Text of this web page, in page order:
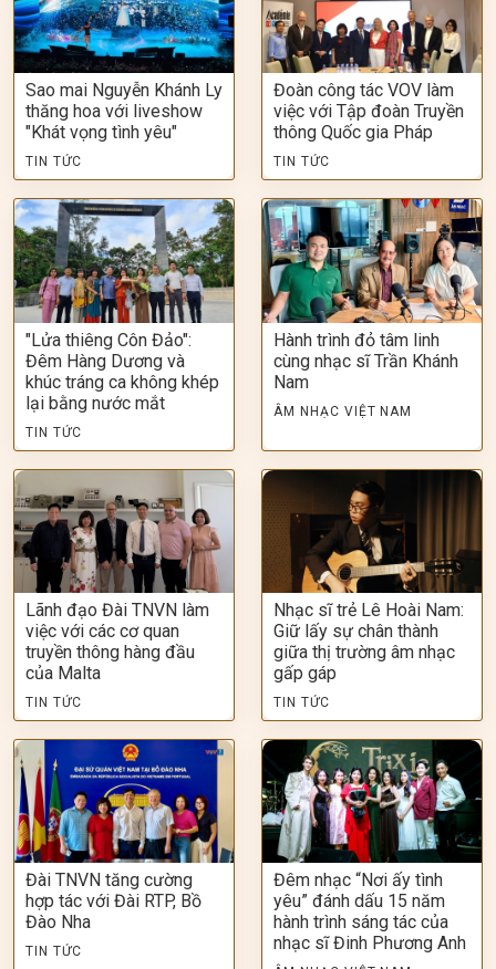
Sao mai Nguyễn Khánh Ly
thăng hoa với liveshow
"Khát vọng tình yêu"
TIN TỨC
Đoàn công tác VOV làm
việc với Tập đoàn Truyền
thông Quốc gia Pháp
TIN TỨC
"Lửa thiêng Côn Đảo":
Đêm Hàng Dương và
khúc tráng ca không khép
lại bằng nước mắt
TIN TỨC
Hành trình đỏ tâm linh
cùng nhạc sĩ Trần Khánh
Nam
ÂM NHẠC VIỆT NAM
Lãnh đạo Đài TNVN làm
việc với các cơ quan
truyền thông hàng đầu
của Malta
TIN TỨC
Nhạc sĩ trẻ Lê Hoài Nam:
Giữ lấy sự chân thành
giữa thị trường âm nhạc
gấp gáp
TIN TỨC
Đài TNVN tăng cường
hợp tác với Đài RTP, Bồ
Đào Nha
TIN TỨC
Đêm nhạc “Nơi ấy tình
yêu” đánh dấu 15 năm
hành trình sáng tác của
nhạc sĩ Đinh Phương Anh